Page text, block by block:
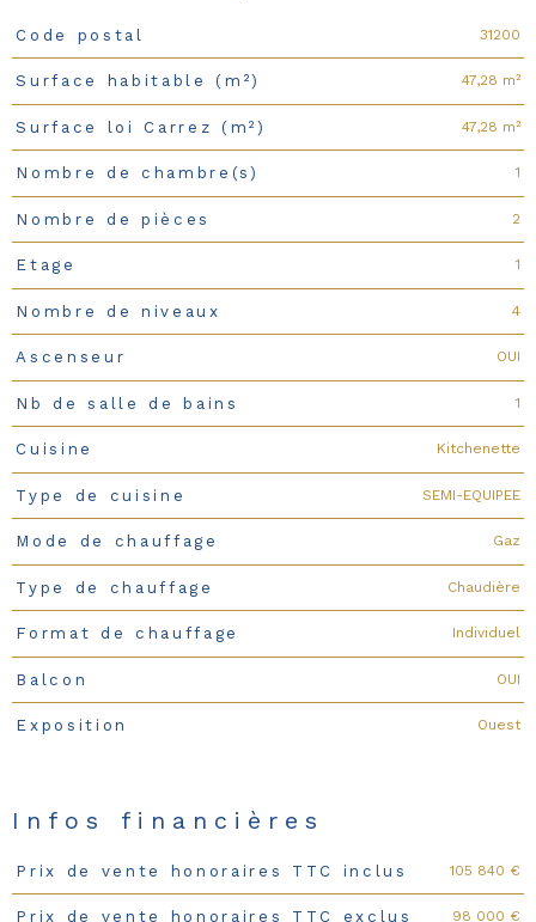
Caractéristiques
Code postal 31200
Surface habitable (m²) 47,28 m²
Surface loi Carrez (m²) 47,28 m²
Nombre de chambre(s) 1
Nombre de pièces 2
Etage 1
Nombre de niveaux 4
Ascenseur OUI
Nb de salle de bains 1
Cuisine Kitchenette
Type de cuisine SEMI-EQUIPEE
Mode de chauffage Gaz
Type de chauffage Chaudière
Format de chauffage Individuel
Balcon OUI
Exposition Ouest
Infos financières
Caractéristiques Valeurs
Prix de vente honoraires TTC inclus 105 840 €
Prix de vente honoraires TTC exclus 98 000 €